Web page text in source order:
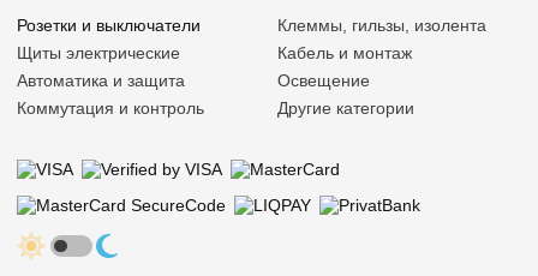
Розетки и выключатели
Щиты электрические
Автоматика и защита
Коммутация и контроль
Клеммы, гильзы, изолента
Кабель и монтаж
Освещение
Другие категории